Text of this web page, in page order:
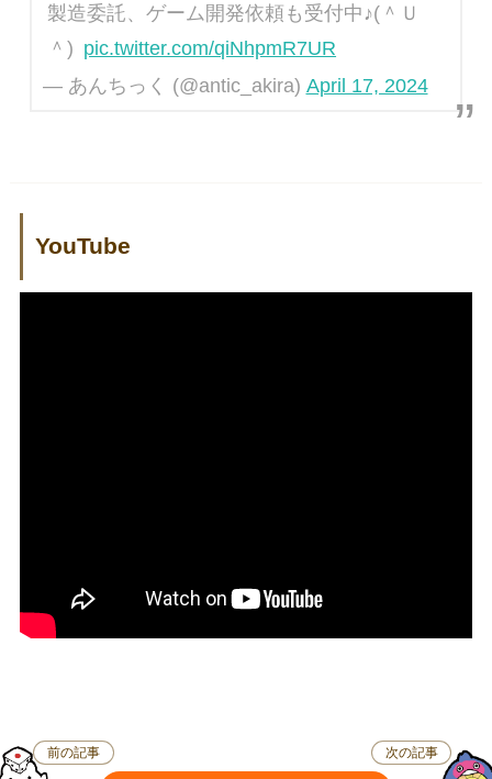
製造委託、ゲーム開発依頼も受付中♪(＾Ｕ
＾) pic.twitter.com/qiNhpmR7UR
— あんちっく (@antic_akira) April 17, 2024
YouTube
前の記事 次の記事